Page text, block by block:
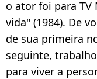
o ator foi para TV
vida" (1984). De
de sua primeira
seguinte,
para viver a